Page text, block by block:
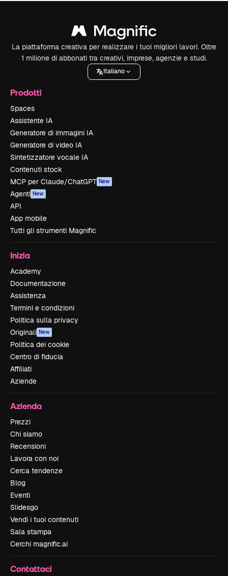
La piattaforma creativa per realizzare i tuoi migliori lavori. Oltre
1 milione di abbonati tra creativi, imprese, agenzie e studi.
Italiano
Prodotti
Spaces
Assistente IA
Generatore di immagini IA
Generatore di video IA
Sintetizzatore vocale IA
Contenuti stock
MCP per Claude/ChatGPT New
Agenti New
API
App mobile
Tutti gli strumenti Magnific
Inizia
Academy
Documentazione
Assistenza
Termini e condizioni
Politica sulla privacy
Originali New
Politica dei cookie
Centro di fiducia
Affiliati
Aziende
Azienda
Prezzi
Chi siamo
Recensioni
Lavora con noi
Cerca tendenze
Blog
Eventi
Slidesgo
Vendi i tuoi contenuti
Sala stampa
Cerchi magnific.ai
Contattaci